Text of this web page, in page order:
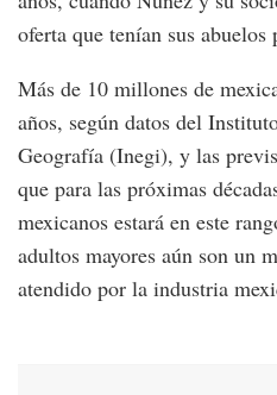
oferta que tenían sus abuelos
Más de 10 millones de
años, según datos del
Geografía (Inegi), y las
que para las próximas
mexicanos estará en este
adultos mayores aún son un
atendido por la industria